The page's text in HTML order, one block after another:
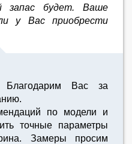
запас будет. Ваше
у Вас приобрести
Вас за
по модели и
точные параметры
Замеры просим